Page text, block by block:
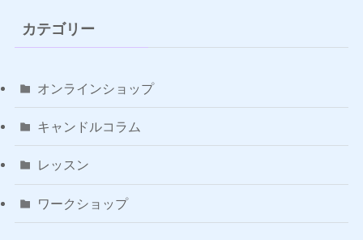
カテゴリー
オンラインショップ
キャンドルコラム
レッスン
ワークショップ